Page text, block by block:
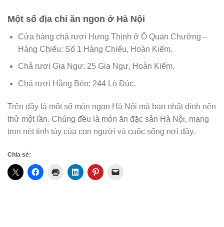
Một số địa chỉ ăn ngon ở Hà Nội
Cửa hàng chả rươi Hưng Thịnh ở Ô Quan Chưởng –
Hàng Chiếu: Số 1 Hàng Chiếu, Hoàn Kiếm.
Chả rươi Gia Ngư: 25 Gia Ngư, Hoàn Kiếm.
Chả rươi Hằng Béo: 244 Lò Đúc.
Trên đây là một số món ngon Hà Nội mà bạn nhất định nên
thử một lần. Chúng đều là món ăn đặc sản Hà Nội, mang
trọn nét tinh túy của con người và cuộc sống nơi đây.
Chia sẻ: